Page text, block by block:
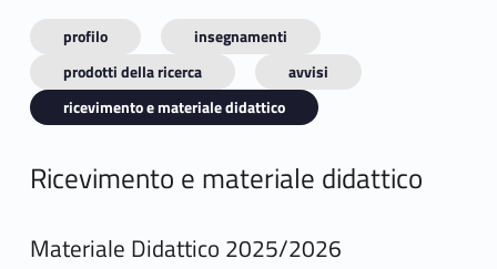
profilo
insegnamenti
prodotti della ricerca
avvisi
ricevimento e materiale didattico
Ricevimento e materiale didattico
Materiale Didattico 2025/2026